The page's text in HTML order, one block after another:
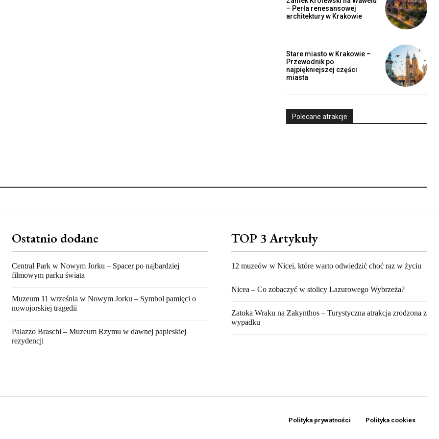
– Perła renesansowej
architektury w Krakowie
Stare miasto w Krakowie –
Przewodnik po
najpiękniejszej części
miasta
Polecane atrakcje
Ostatnio dodane
Central Park w Nowym Jorku – Spacer po najbardziej
filmowym parku świata
Muzeum 11 września w Nowym Jorku – Symbol pamięci o
nowojorskiej tragedii
Palazzo Braschi – Muzeum Rzymu w dawnej papieskiej
rezydencji
TOP 3 Artykuły
12 muzeów w Nicei, które warto odwiedzić choć raz w życiu
Nicea – Co zobaczyć w stolicy Lazurowego Wybrzeża?
Zatoka Wraku na Zakynthos – Turystyczna atrakcja zrodzona z
wypadku
Polityka prywatności Polityka cookies